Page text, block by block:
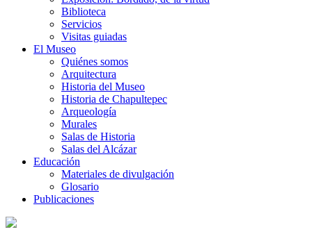
Biblioteca
Servicios
Visitas guiadas
El Museo
Quiénes somos
Arquitectura
Historia del Museo
Historia de Chapultepec
Arqueología
Murales
Salas de Historia
Salas del Alcázar
Educación
Materiales de divulgación
Glosario
Publicaciones